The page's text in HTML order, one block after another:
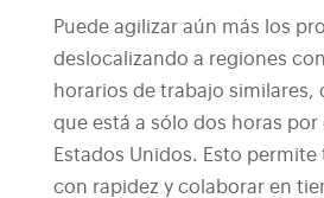
Puede agilizar aún más los
deslocalizando a regiones
horarios de trabajo similares,
que está a sólo dos horas por
Estados Unidos. Esto
con rapidez y colaborar en